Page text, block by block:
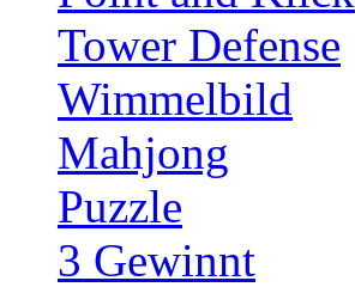
Tower Defense
Wimmelbild
Mahjong
Puzzle
3 Gewinnt